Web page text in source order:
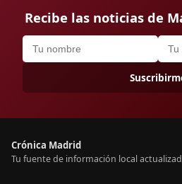
Recibe las noticias de
Crónica Madrid
Tu fuente de información local